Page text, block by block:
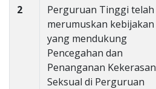
2
Perguruan Tinggi telah
merumuskan kebijakan
yang mendukung
Pencegahan dan
Penanganan Kekerasan
Seksual di Perguruan